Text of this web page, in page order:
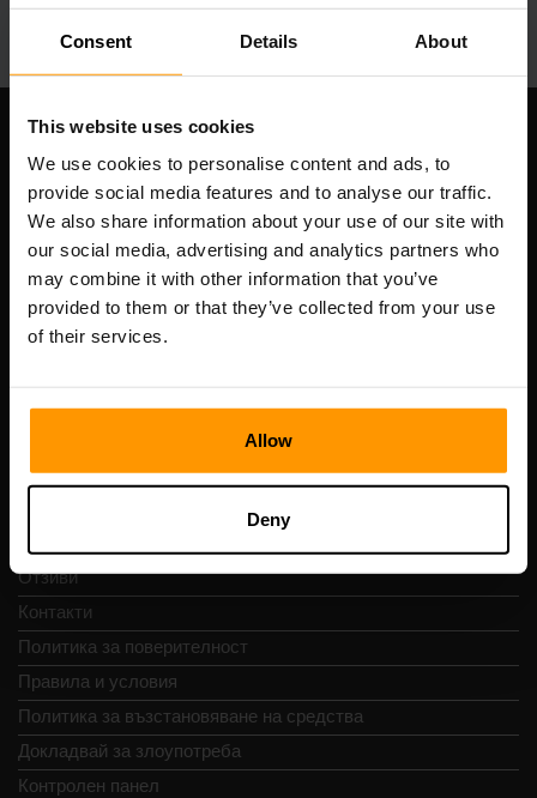
Consent Details About
This website uses cookies
We use cookies to personalise content and ads, to
provide social media features and to analyse our traffic.
We also share information about your use of our site with
our social media, advertising and analytics partners who
may combine it with other information that you’ve
provided to them or that they’ve collected from your use
of their services.
Allow
Deny
Scalable Hosting Solutions OÜ
Регистрационен код: 14652605
ДДС номер: EE102133820
Адрес: Harju maakond, Tallinn, Kesklinna linnaosa,
Отзиви
Контакти
Политика за поверителност
Правила и условия
Политика за възстановяване на средства
Докладвай за злоупотреба
Контролен панел